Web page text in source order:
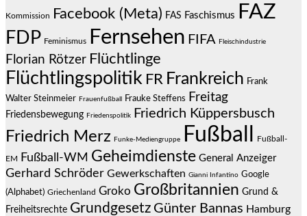
Kommission Facebook (Meta) FAS Faschismus FAZ
FDP Feminismus Fernsehen FIFA Fleischindustrie
Florian Rötzer Flüchtlinge
Flüchtlingspolitik FR Frankreich Frank
Walter Steinmeier Frauenfußball Frauke Steffens Freitag
Friedensbewegung Friedenspolitik Friedrich Küppersbusch
Friedrich Merz Funke-Mediengruppe Fußball Fußball-
EM Fußball-WM Geheimdienste General Anzeiger
Gerhard Schröder Gewerkschaften Gianni Infantino Google
(Alphabet) Griechenland Groko Großbritannien Grund &
Freiheitsrechte Grundgesetz Günter Bannas Hamburg